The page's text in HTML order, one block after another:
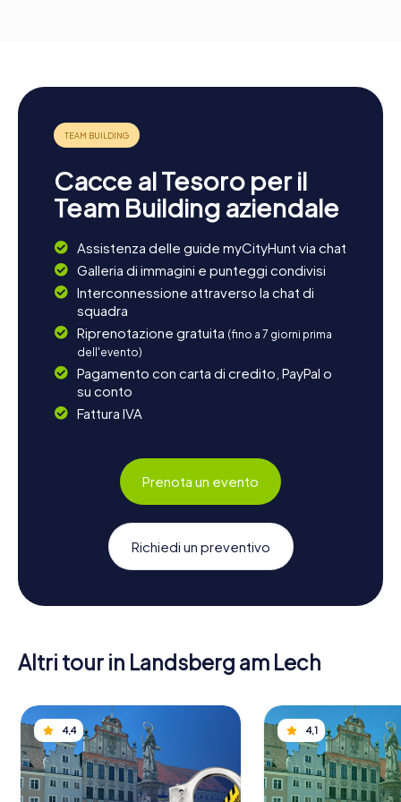
Cacce al Tesoro per il
Team Building aziendale
Assistenza delle guide myCityHunt via chat
Galleria di immagini e punteggi condivisi
Interconnessione attraverso la chat di
squadra
Riprenotazione gratuita (fino a 7 giorni prima
dell'evento)
Pagamento con carta di credito, PayPal o
su conto
Fattura IVA
Prenota un evento
Richiedi un preventivo
Altri tour in Landsberg am Lech
4,4 4,1